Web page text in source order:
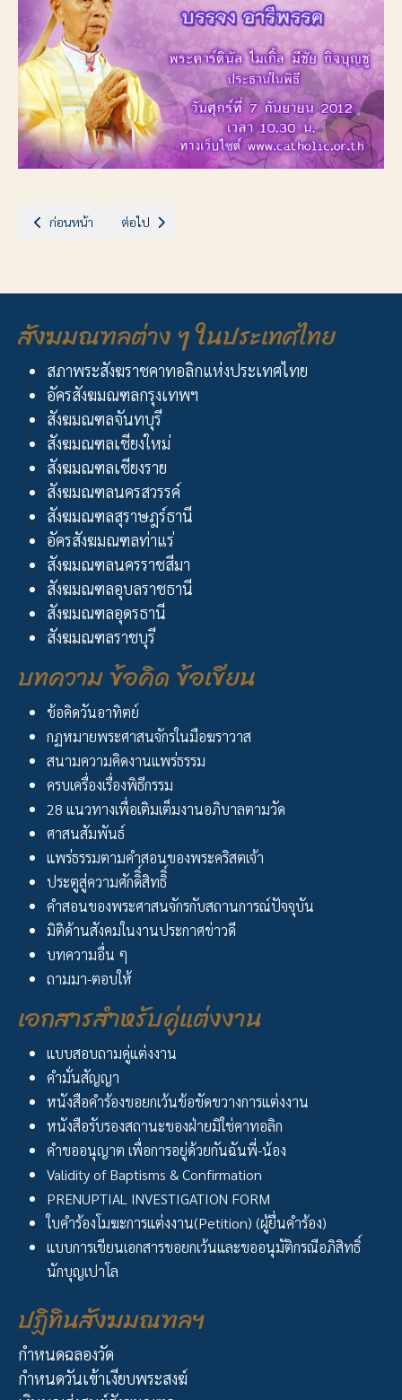
เนื้อหาก่อนหน้า: ฉลองอาสนวิหารแม่พระบังเกิด บางนกแขวก
ก่อนหน้า เนื้อหาถัดไป: ยุวธรรมทูต "เป็นศิษย์ติดตามพระคริสต์"
ต่อไป
สังฆมณฑลต่าง ๆ ในประเทศไทย
สภาพระสังฆราชคาทอลิกแห่งประเทศไทย
อัครสังฆมณฑลกรุงเทพฯ
สังฆมณฑลจันทบุรี
สังฆมณฑลเชียงใหม่
สังฆมณฑลเชียงราย
สังฆมณฑลนครสวรรค์
สังฆมณฑลสุราษฎร์ธานี
อัครสังฆมณฑลท่าแร่
สังฆมณฑลนครราชสีมา
สังฆมณฑลอุบลราชธานี
สังฆมณฑลอุดรธานี
สังฆมณฑลราชบุรี
บทความ ข้อคิด ข้อเขียน
ข้อคิดวันอาทิตย์
กฏหมายพระศาสนจักรในมือฆราวาส
สนามความคิดงานแพร่ธรรม
ครบเครื่องเรื่องพิธีกรรม
28 แนวทางเพื่อเติมเต็มงานอภิบาลตามวัด
ศาสนสัมพันธ์
แพร่ธรรมตามคำสอนของพระคริสตเจ้า
ประตูสู่ความศักดิิ์สิทธิิ์
คำสอนของพระศาสนจักรกับสถานการณ์ปัจจุบัน
มิติด้านสังคมในงานประกาศข่าวดี
บทความอื่น ๆ
ถามมา-ตอบให้
เอกสารสำหรับคู่แต่งงาน
แบบสอบถามคู่แต่งงาน
คำมั่นสัญญา
หนังสือคำร้องขอยกเว้นข้อขัดขวางการแต่งงาน
หนังสือรับรองสถานะของฝ่ายมิใช่คาทอลิก
คำขออนุญาต เพื่อการอยู่ด้วยกันฉันพี่-น้อง
Validity of Baptisms & Confirmation
PRENUPTIAL INVESTIGATION FORM
ใบคำร้องโมฆะการแต่งงาน(Petition) (ผู้ยื่นคำร้อง)
แบบการเขียนเอกสารขอยกเว้นและขออนุมัติกรณีอภิสิทธิ์
นักบุญเปาโล
ปฏิทินสังฆมณฑลฯ
กำหนดฉลองวัด
กำหนดวันเข้าเงียบพระสงฆ์